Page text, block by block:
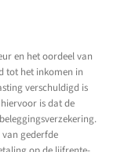
en het oordeel van
tot het inkomen in
verschuldigd is
is dat de
gederfde